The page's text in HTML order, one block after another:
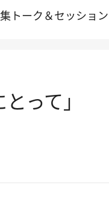
トーク＆セッション
って」